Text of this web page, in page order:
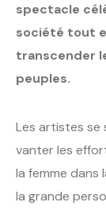
spectacle
société tout
transcender
peuples.
Les artistes se
vanter les
la femme dans
la grande